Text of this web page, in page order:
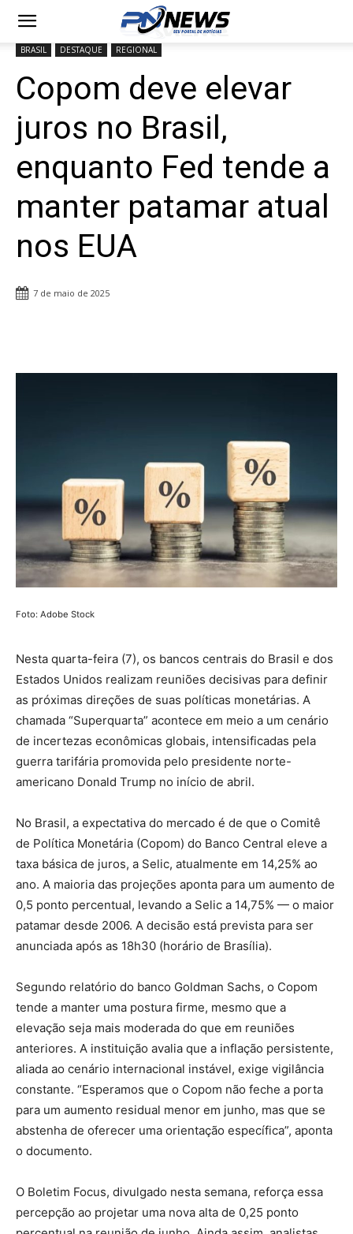
BRASIL DESTAQUE REGIONAL
Copom deve elevar
juros no Brasil,
enquanto Fed tende a
manter patamar atual
nos EUA
7 de maio de 2025
Foto: Adobe Stock
Nesta quarta-feira (7), os bancos centrais do Brasil e dos
Estados Unidos realizam reuniões decisivas para definir
as próximas direções de suas políticas monetárias. A
chamada “Superquarta” acontece em meio a um cenário
de incertezas econômicas globais, intensificadas pela
guerra tarifária promovida pelo presidente norte-
americano Donald Trump no início de abril.
No Brasil, a expectativa do mercado é de que o Comitê
de Política Monetária (Copom) do Banco Central eleve a
taxa básica de juros, a Selic, atualmente em 14,25% ao
ano. A maioria das projeções aponta para um aumento de
0,5 ponto percentual, levando a Selic a 14,75% — o maior
patamar desde 2006. A decisão está prevista para ser
anunciada após as 18h30 (horário de Brasília).
Segundo relatório do banco Goldman Sachs, o Copom
tende a manter uma postura firme, mesmo que a
elevação seja mais moderada do que em reuniões
anteriores. A instituição avalia que a inflação persistente,
aliada ao cenário internacional instável, exige vigilância
constante. “Esperamos que o Copom não feche a porta
para um aumento residual menor em junho, mas que se
abstenha de oferecer uma orientação específica”, aponta
o documento.
O Boletim Focus, divulgado nesta semana, reforça essa
percepção ao projetar uma nova alta de 0,25 ponto